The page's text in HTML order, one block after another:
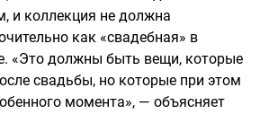
и коллекция не должна
как «свадебная» в
«Это должны быть вещи, которые
свадьбы, но которые при этом
момента», — объясняет